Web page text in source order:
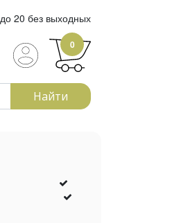
20 без выходных
0
Найти